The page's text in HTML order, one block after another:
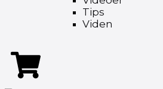
Tips
Viden